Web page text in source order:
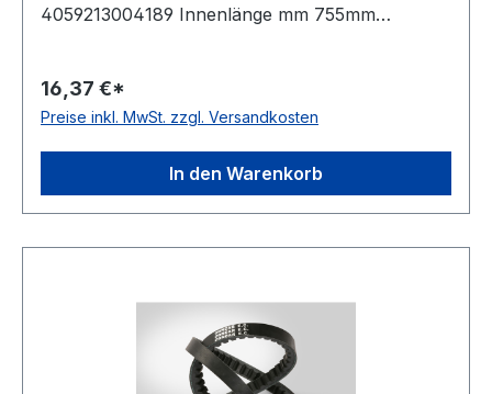
4059213004189 Innenlänge mm 755mm
Ausführung flankenoffen, formgezahnt
antistatisch ja Norm DIN 2215 Material Neoprene
16,37 €*
Preise inkl. MwSt. zzgl. Versandkosten
In den Warenkorb